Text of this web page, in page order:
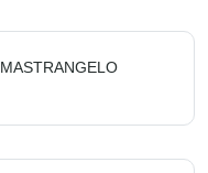
MASTRANGELO